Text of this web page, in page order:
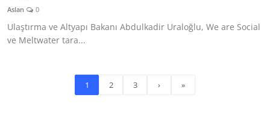
Aslan 0
Ulaştırma ve Altyapı Bakanı Abdulkadir Uraloğlu, We are Social
ve Meltwater tara...
1 2 3 › »